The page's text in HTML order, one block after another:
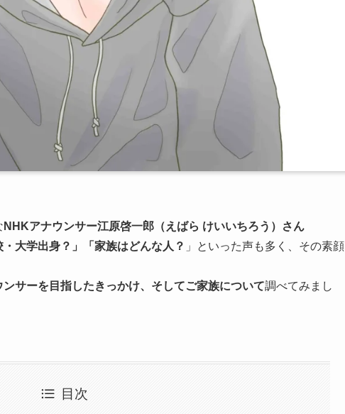
NHKアナウンサー江原啓一郎（えばら けいいちろう）さん
・大学出身？」「家族はどんな人？ 」といった声も多く、その素顔
サーを目指したきっかけ、そしてご家族について調べてみまし
目次